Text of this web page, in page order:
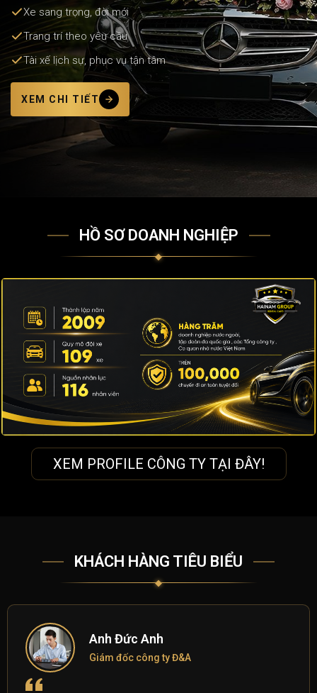
Xe sang trọng, đời mới
Trang trí theo yêu cầu
Tài xế lịch sự, phục vụ tận tâm
XEM CHI TIẾT
HỒ SƠ DOANH NGHIỆP
XEM PROFILE CÔNG TY TẠI ĐÂY!
KHÁCH HÀNG TIÊU BIỂU
Anh Đức Anh
Giám đốc công ty Đ&A